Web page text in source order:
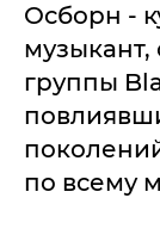
Осборн -
музыкант,
группы
по всему